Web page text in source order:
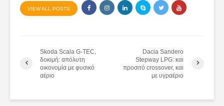
VIEW ALL POSTS
Skoda Scala G-TEC,
δοκιμή: απόλυτη
οικονομία με φυσικό
αέριο
Dacia Sandero
Stepway LPG: και
προσιτό crossover, και
με υγραέριο